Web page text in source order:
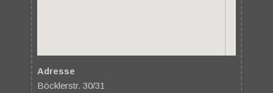
Adresse
Böcklerstr. 30/31